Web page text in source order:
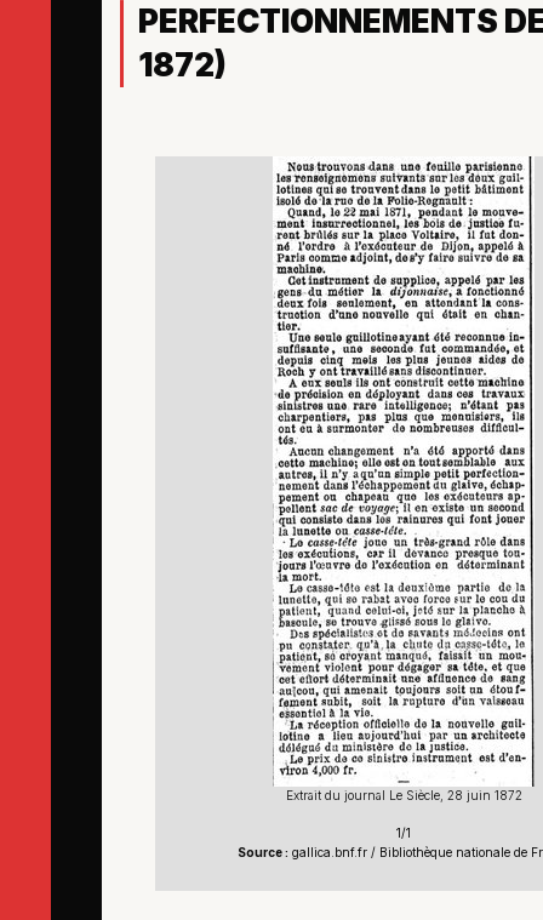
PERFECTIONNEMENTS
1872)
Extrait du journal Le Siècle, 28 juin 1872
1/1
Source : gallica.bnf.fr / Bibliothèque nationale de